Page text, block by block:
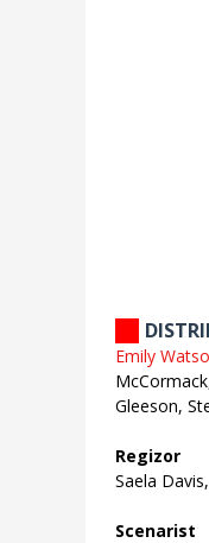
Emily
Gleeson,
Regizor
Saela
Scenarist